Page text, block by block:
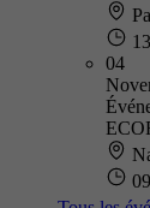
04